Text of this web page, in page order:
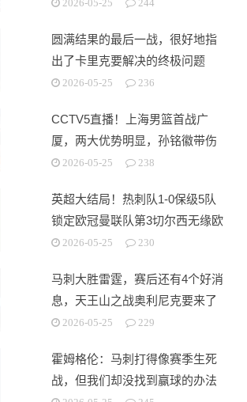
2026-05-25 244
圆满结果的最后一战，很好地指
出了卡里克要解决的终极问题
2026-05-25 236
CCTV5直播！上海男篮首战广
厦，两大优势明显，孙铭徽带伤
出战！
2026-05-25 238
英超大结局！热刺队1-0保级5队
锁定欧冠曼联队第3切尔西无缘欧
战2026-05-25 230
马刺大胜雷霆，赛后还有4个好消
息，天王山之战奥利尼克要来了
2026-05-25 229
霍姆格伦：马刺打得像赛季生死
战，但我们却没找到赢球的办法